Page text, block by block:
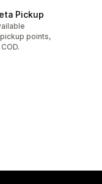
Pickup
points,